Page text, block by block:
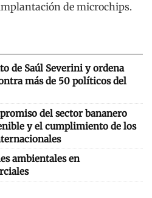
de microchips.
de Saúl Severini y ordena
más de 50 políticos del
del sector bananero
y el cumplimiento de los
ambientales en